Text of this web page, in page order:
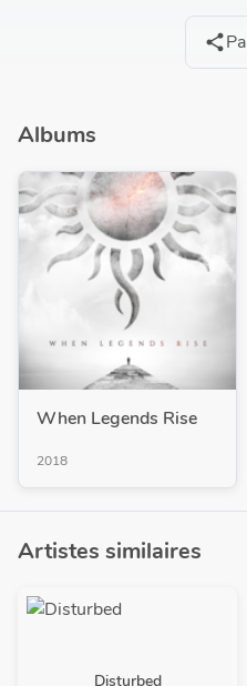
share
Albums
When Legends Rise
2018
Artistes similaires
Disturbed